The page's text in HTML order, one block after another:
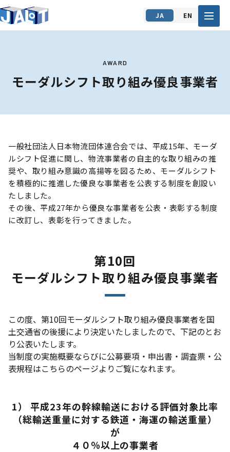
JA EN
AWARD
モーダルシフト取り組み優良事業者
一般社団法人日本物流団体連合会では、平成15年、モーダ
ルシフト促進に関し、物流事業者の自主的な取り組みの推
奨や、取り組み意識の高揚等を図るため、モーダルシフト
を積極的に推進した優良な事業者を公表する制度を創設い
たしました｡
その後、平成27年から優良な事業者を公表・表彰する制度
に改訂し、表彰を行ってきました。
第10回
モーダルシフト取り組み優良事業者
この度、第10回モーダルシフト取り組み優良事業者を国
土交通省の後援により決定いたしましたので、下記のとお
り公表いたします。
当制度の実施概要ならびに公募要項・申出書・調査票・公
表規程はこちらのページよりご覧になれます。
1） 平成23年の幹線輸送における評価対象比率
（総輸送重量に対する鉄道・海運の輸送重量）
が
４０％以上の事業者